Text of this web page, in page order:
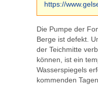
https://
Die Pumpe der
Berge ist defekt.
der Teichmitte
können, ist ein
Wasserspiegels
kommenden